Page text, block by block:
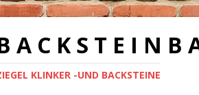
A C K S T E I N B
KLINKER -UND BACKSTEINE